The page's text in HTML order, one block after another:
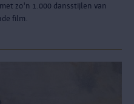
zo'n 1.000 dansstijlen van
film.